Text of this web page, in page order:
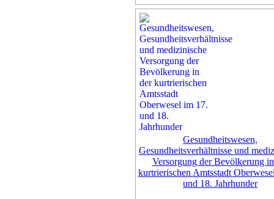
Gesundheitswesen,
Gesundheitsverhältnisse und
Versorgung der Bevölkerung
kurtrierischen Amtsstadt
und 18. Jahrhunder